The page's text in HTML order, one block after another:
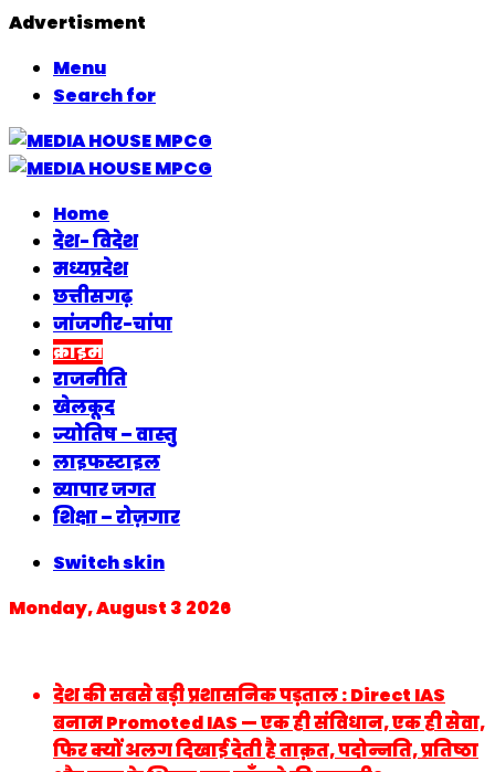
Advertisment
Menu
Search for
Home
देश- विदेश
मध्यप्रदेश
छत्तीसगढ़
जांजगीर-चांपा
क्राइम
राजनीति
खेलकूद
ज्योतिष – वास्तु
लाइफस्टाइल
व्यापार जगत
शिक्षा – रोज़गार
Switch skin
Monday, August 3 2026
देश की सबसे बड़ी प्रशासनिक पड़ताल : Direct IAS
बनाम Promoted IAS — एक ही संविधान, एक ही सेवा,
फिर क्यों अलग दिखाई देती है ताक़त, पदोन्नति, प्रतिष्ठा